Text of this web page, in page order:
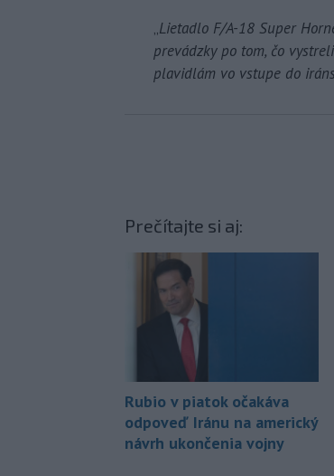
„Lietadlo F/A-18 Super
prevádzky po tom, čo
plavidlám vo vstupe do
Prečítajte si aj:
Rubio v piatok očakáva
odpoveď Iránu na americký
návrh ukončenia vojny